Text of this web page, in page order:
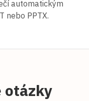
automatickým
nebo PPTX.
otázky